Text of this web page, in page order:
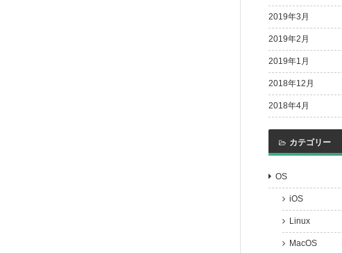
2019年3月
2019年2月
2019年1月
2018年12月
2018年4月
カテゴリー
OS
iOS
Linux
MacOS